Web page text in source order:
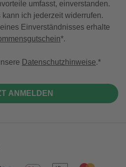
umfasst, einverstanden.
ich jederzeit widerrufen.
Einverständnisses erhalte
*.
Datenschutzhinweise.
ANMELDEN